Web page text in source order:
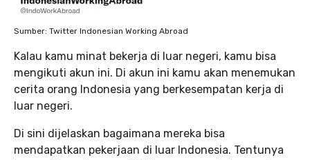
Sumber: Twitter Indonesian Working Abroad
Kalau kamu minat bekerja di luar negeri, kamu bisa
mengikuti akun ini. Di akun ini kamu akan menemukan
cerita orang Indonesia yang berkesempatan kerja di
luar negeri.
Di sini dijelaskan bagaimana mereka bisa
mendapatkan pekerjaan di luar Indonesia. Tentunya